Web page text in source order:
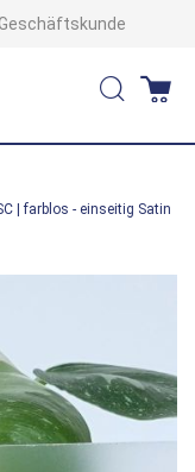
Suche
| farblos - einseitig Satin